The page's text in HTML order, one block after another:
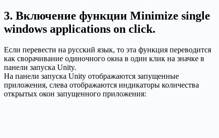
3. Включение функции Minimize single
windows applications on click.
Если перевести на русский язык, то эта функция переводится
как сворачивание одиночного окна в один клик на значке в
панели запуска Unity.
На панели запуска Unity отображаются запущенные
приложения, слева отображаются индикаторы количества
открытых окон запущенного приложения: